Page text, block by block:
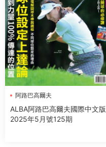
阿路巴高爾夫
ALBA阿路巴高爾夫國際中文版
2025年5月號125期